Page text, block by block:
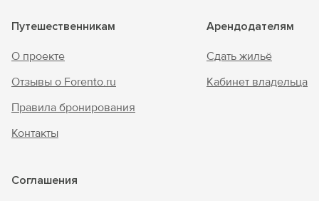
Путешественникам
О проекте
Отзывы о Forento.ru
Правила бронирования
Контакты
Арендодателям
Сдать жильё
Кабинет владельца
Соглашения